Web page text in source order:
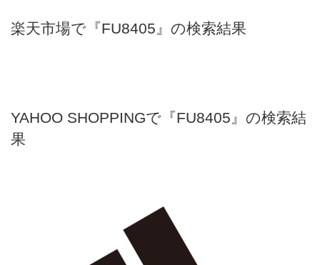
楽天市場で『FU8405』の検索結果
YAHOO SHOPPINGで『FU8405』の検索結
果